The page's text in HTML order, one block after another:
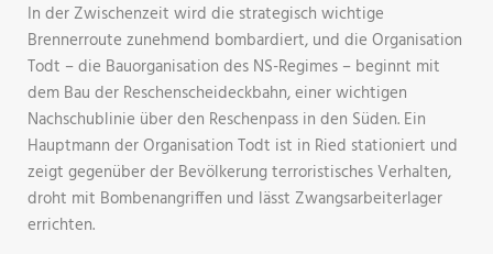
In der Zwischenzeit wird die strategisch wichtige
Brennerroute zunehmend bombardiert, und die Organisation
Todt – die Bauorganisation des NS-Regimes – beginnt mit
dem Bau der Reschenscheideckbahn, einer wichtigen
Nachschublinie über den Reschenpass in den Süden. Ein
Hauptmann der Organisation Todt ist in Ried stationiert und
zeigt gegenüber der Bevölkerung terroristisches Verhalten,
droht mit Bombenangriffen und lässt Zwangsarbeiterlager
errichten.